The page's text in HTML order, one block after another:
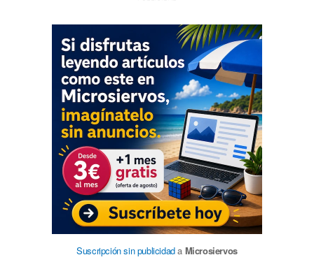
Suscripción sin publicidada Microsiervos